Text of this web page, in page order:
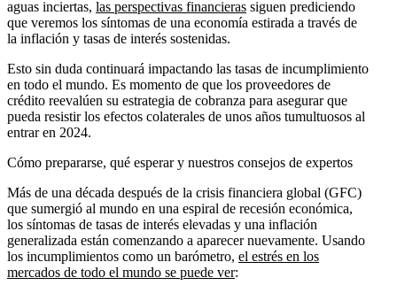
aguas inciertas, las perspectivas financieras siguen prediciendo
que veremos los síntomas de una economía estirada a través de
la inflación y tasas de interés sostenidas.
Esto sin duda continuará impactando las tasas de incumplimiento
en todo el mundo. Es momento de que los proveedores de
crédito reevalúen su estrategia de cobranza para asegurar que
pueda resistir los efectos colaterales de unos años tumultuosos al
entrar en 2024.
Cómo prepararse, qué esperar y nuestros consejos de expertos
Más de una década después de la crisis financiera global (GFC)
que sumergió al mundo en una espiral de recesión económica,
los síntomas de tasas de interés elevadas y una inflación
generalizada están comenzando a aparecer nuevamente. Usando
los incumplimientos como un barómetro, el estrés en los
mercados de todo el mundo se puede ver: